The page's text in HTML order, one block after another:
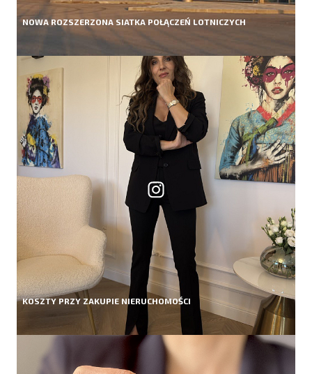
NOWA ROZSZERZONA SIATKA POŁĄCZEŃ LOTNICZYCH
KOSZTY PRZY ZAKUPIE NIERUCHOMOŚCI